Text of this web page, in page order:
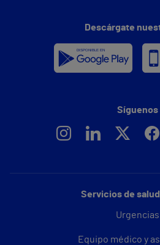
Servicios de
Urgencias
Equipo médico y
Descárgate
Síguenos